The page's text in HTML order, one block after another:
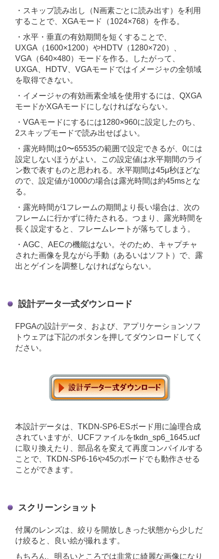
・スキップ読み出し（N画素ごとに読み出す）を利用
することで、XGAモード（1024×768）を作る。
・水平・垂直の有効期間を短くすることで、
UXGA（1600×1200）やHDTV（1280×720）、
VGA（640×480）モードを作る。したがって、
UXGA、HDTV、VGAモードではイメージャの全領域
を取得できない。
・イメージャの有効画素全域を使用するには、QXGA
モードかXGAモードにしなければならない。
・VGAモードにするには1280×960に設定したのち、
2スキップモードで読み出せばよい。
・露光時間は0〜65535の範囲で設定できるが、0には
設定しないほうがよい。この設定値は水平期間のライ
ン数で表すものと思われる。水平期間は45μ秒ほどな
ので、設定値が1000の場合は露光時間は約45msとな
る。
・露光時間が1フレームの期間より長い場合は、次の
フレームに行かずに待たされる。つまり、露光時間を
長く設定すると、フレームレートが落ちてしまう。
・AGC、AECの機能はない。そのため、キャプチャ
された画像を見ながら手動（あるいはソフト）で、露
出とゲインを調整しなければならない。
設計データ一式ダウンロード
FPGAの設計データ、および、アプリケーションソフ
トウェアは下記のボタンを押してダウンロードしてく
ださい。
本設計データは、TKDN-SP6-ESボード用に論理合成
されていますが、UCFファイルをtkdn_sp6_1645.ucf
に取り換えたり、部品名を変えて再度コンパイルする
ことで、TKDN-SP6-16や45のボードでも動作させる
ことができます。
スクリーンショット
付属のレンズは、絞りを開放しきった状態から少しだ
け絞ると、良い絵が撮れます。
もちろん、明るいところでは非常に綺麗な画像になり